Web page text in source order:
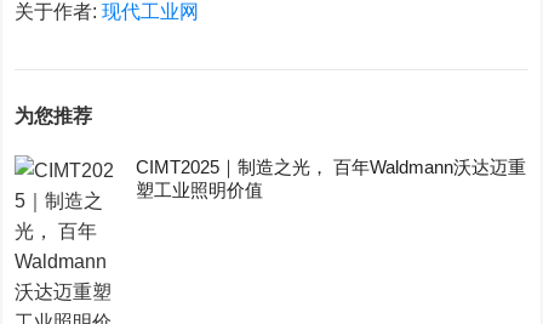
关于作者:现代工业网
为您推荐
CIMT2025｜制造之光， 百年Waldmann沃达迈重
塑工业照明价值